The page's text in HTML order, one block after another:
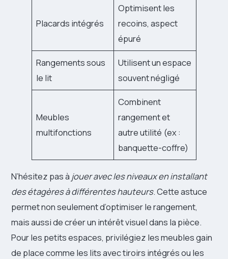
Placards intégrés
Optimisent les
recoins, aspect
épuré
Rangements sous
le lit
Utilisent un espace
souvent négligé
Meubles
multifonctions
Combinent
rangement et
autre utilité (ex :
banquette-coffre)
N’hésitez pas à jouer avec les niveaux en installant
des étagères à différentes hauteurs. Cette astuce
permet non seulement d’optimiser le rangement,
mais aussi de créer un intérêt visuel dans la pièce.
Pour les petits espaces, privilégiez les meubles gain
de place comme les lits avec tiroirs intégrés ou les